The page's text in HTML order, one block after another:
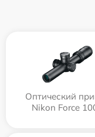
Оптический
Nikon Force